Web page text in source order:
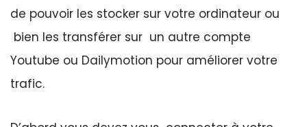
de pouvoir les stocker sur votre ordinateur ou
bien les transférer sur un autre compte
Youtube ou Dailymotion pour améliorer votre
trafic.